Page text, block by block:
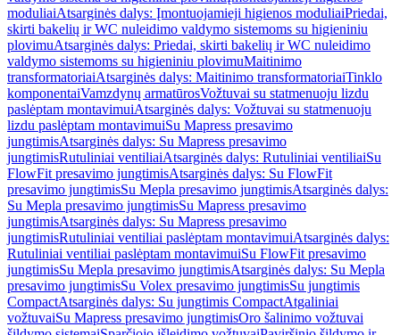
moduliaiAtsarginės dalys: Įmontuojamieji higienos moduliaiPriedai,
skirti bakelių ir WC nuleidimo valdymo sistemoms su higieniniu
plovimuAtsarginės dalys: Priedai, skirti bakelių ir WC nuleidimo
valdymo sistemoms su higieniniu plovimuMaitinimo
transformatoriaiAtsarginės dalys: Maitinimo transformatoriaiTinklo
komponentaiVamzdynų armatūrosVožtuvai su statmenuoju lizdu
paslėptam montavimuiAtsarginės dalys: Vožtuvai su statmenuoju
lizdu paslėptam montavimuiSu Mapress presavimo
jungtimisAtsarginės dalys: Su Mapress presavimo
jungtimisRutuliniai ventiliaiAtsarginės dalys: Rutuliniai ventiliaiSu
FlowFit presavimo jungtimisAtsarginės dalys: Su FlowFit
presavimo jungtimisSu Mepla presavimo jungtimisAtsarginės dalys:
Su Mepla presavimo jungtimisSu Mapress presavimo
jungtimisAtsarginės dalys: Su Mapress presavimo
jungtimisRutuliniai ventiliai paslėptam montavimuiAtsarginės dalys:
Rutuliniai ventiliai paslėptam montavimuiSu FlowFit presavimo
jungtimisSu Mepla presavimo jungtimisAtsarginės dalys: Su Mepla
presavimo jungtimisSu Volex presavimo jungtimisSu jungtimis
CompactAtsarginės dalys: Su jungtimis CompactAtgaliniai
vožtuvaiSu Mapress presavimo jungtimisOro šalinimo vožtuvai